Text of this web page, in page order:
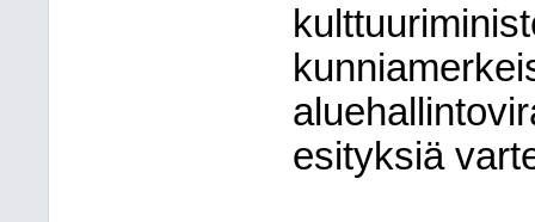
esityksiä